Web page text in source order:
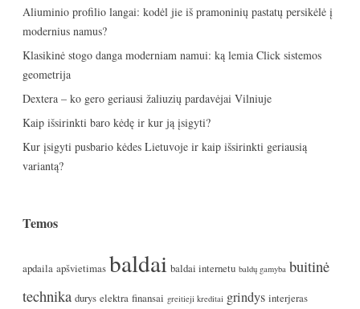
Aliuminio profilio langai: kodėl jie iš pramoninių pastatų persikėlė į
modernius namus?
Klasikinė stogo danga moderniam namui: ką lemia Click sistemos
geometrija
Dextera – ko gero geriausi žaliuzių pardavėjai Vilniuje
Kaip išsirinkti baro kėdę ir kur ją įsigyti?
Kur įsigyti pusbario kėdes Lietuvoje ir kaip išsirinkti geriausią
variantą?
Temos
apdaila apšvietimas baldai baldai internetu baldų gamyba buitinė
technika durys elektra finansai greitieji kreditai grindys interjeras